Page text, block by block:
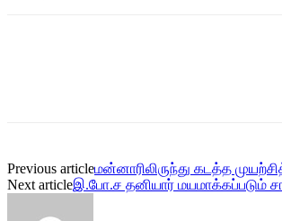
Previous articleமன்னாரிலிருந்து கடத்த
Next articleஇ.போ.ச தனியார் மயமாக்கப்படும்